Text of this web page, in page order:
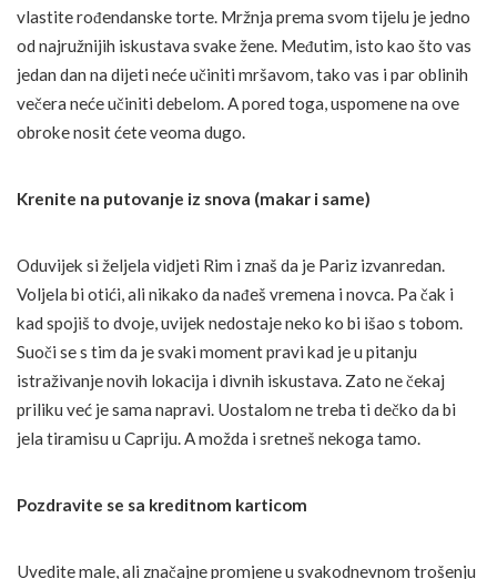
vlastite rođendanske torte. Mržnja prema svom tijelu je jedno
od najružnijih iskustava svake žene. Međutim, isto kao što vas
jedan dan na dijeti neće učiniti mršavom, tako vas i par oblinih
večera neće učiniti debelom. A pored toga, uspomene na ove
obroke nosit ćete veoma dugo.
Krenite na putovanje iz snova (makar i same)
Oduvijek si željela vidjeti Rim i znaš da je Pariz izvanredan.
Voljela bi otići, ali nikako da nađeš vremena i novca. Pa čak i
kad spojiš to dvoje, uvijek nedostaje neko ko bi išao s tobom.
Suoči se s tim da je svaki moment pravi kad je u pitanju
istraživanje novih lokacija i divnih iskustava. Zato ne čekaj
priliku već je sama napravi. Uostalom ne treba ti dečko da bi
jela tiramisu u Capriju. A možda i sretneš nekoga tamo.
Pozdravite se sa kreditnom karticom
Uvedite male, ali značajne promjene u svakodnevnom trošenju